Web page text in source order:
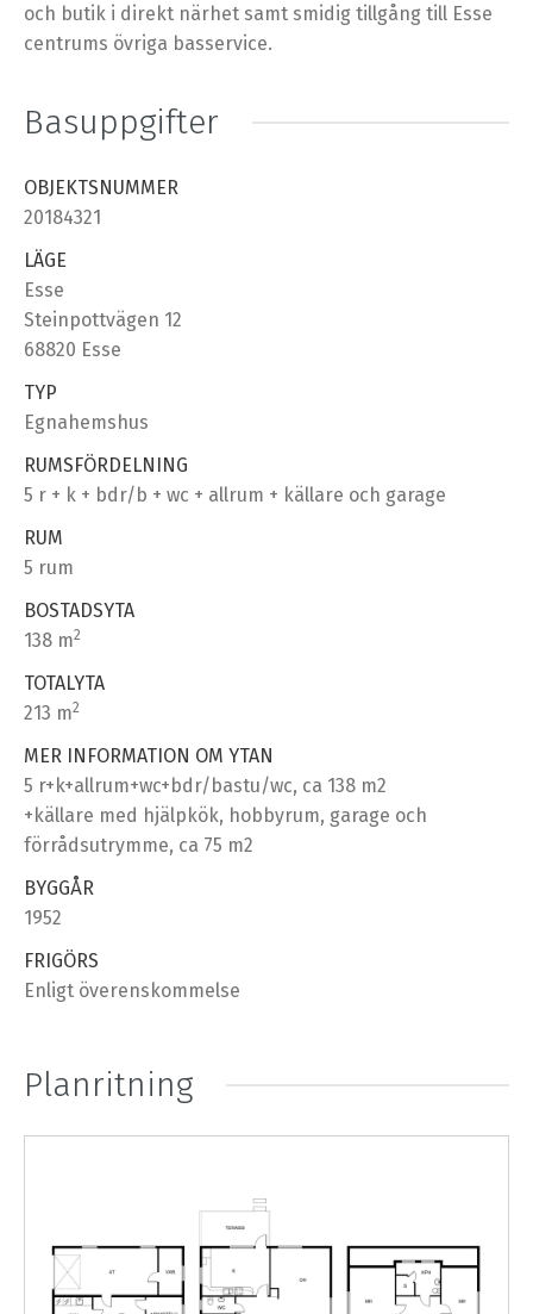
och butik i direkt närhet samt smidig tillgång till Esse
centrums övriga basservice.
Basuppgifter
OBJEKTSNUMMER
20184321
LÄGE
Esse
Steinpottvägen 12
68820 Esse
TYP
Egnahemshus
RUMSFÖRDELNING
5 r + k + bdr/b + wc + allrum + källare och garage
RUM
5 rum
BOSTADSYTA
138 m2
TOTALYTA
213 m2
MER INFORMATION OM YTAN
5 r+k+allrum+wc+bdr/bastu/wc, ca 138 m2
+källare med hjälpkök, hobbyrum, garage och
förrådsutrymme, ca 75 m2
BYGGÅR
1952
FRIGÖRS
Enligt överenskommelse
Planritning